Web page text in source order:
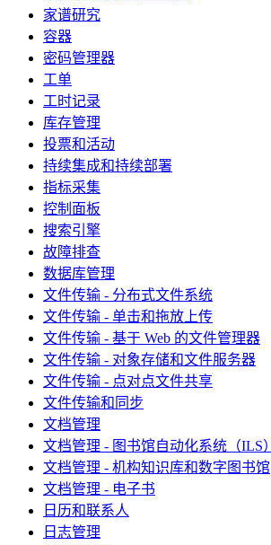
家谱研究
容器
密码管理器
工单
工时记录
库存管理
投票和活动
持续集成和持续部署
指标采集
控制面板
搜索引擎
故障排查
数据库管理
文件传输 - 分布式文件系统
文件传输 - 单击和拖放上传
文件传输 - 基于 Web 的文件管理器
文件传输 - 对象存储和文件服务器
文件传输 - 点对点文件共享
文件传输和同步
文档管理
文档管理 - 图书馆自动化系统（ILS）
文档管理 - 机构知识库和数字图书馆
文档管理 - 电子书
日历和联系人
日志管理